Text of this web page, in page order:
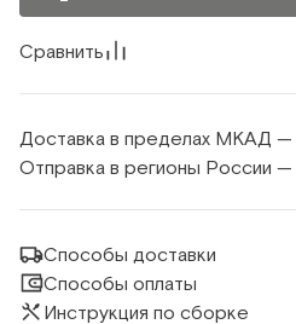
Сравнить
Доставка в пределах МКАД —
Отправка в регионы России —
Способы доставки
Способы оплаты
Инструкция по сборке